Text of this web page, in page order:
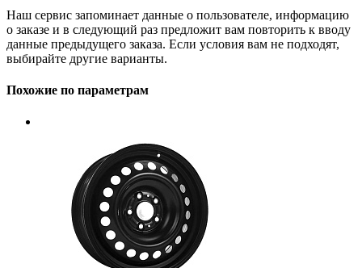
Наш сервис запоминает данные о пользователе, информацию
о заказе и в следующий раз предложит вам повторить к вводу
данные предыдущего заказа. Если условия вам не подходят,
выбирайте другие варианты.
Похожие по параметрам